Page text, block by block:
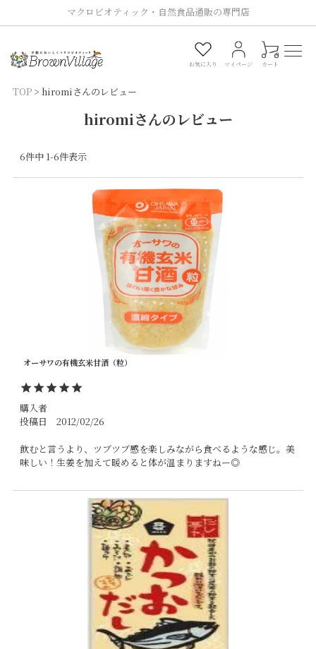
マクロビオティック・自然食品通販の専門店
お気に入り マイページ カート
0
TOP hiromiさんのレビュー
hiromiさんのレビュー
6件中 1-6件表示
オーサワの有機玄米甘酒（粒）
購入者
投稿日
2012/02/26
飲むと言うより、ツブツブ感を楽しみながら食べるような感じ。美
味しい！生姜を加えて暖めると体が温まりますねー◎